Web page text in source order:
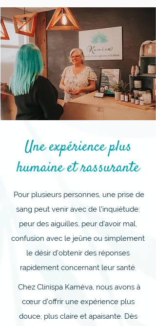
Une expérience plus
humaine et rassurante
Pour plusieurs personnes, une prise de
sang peut venir avec de l’inquiétude:
peur des aiguilles, peur d’avoir mal,
confusion avec le jeûne ou simplement
le désir d’obtenir des réponses
rapidement concernant leur santé.
Chez Clinispa Kaméva, nous avons à
cœur d’offrir une expérience plus
douce, plus claire et apaisante. Dès